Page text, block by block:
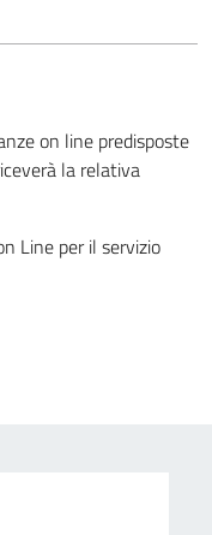
on line predisposte
la relativa
Line per il servizio